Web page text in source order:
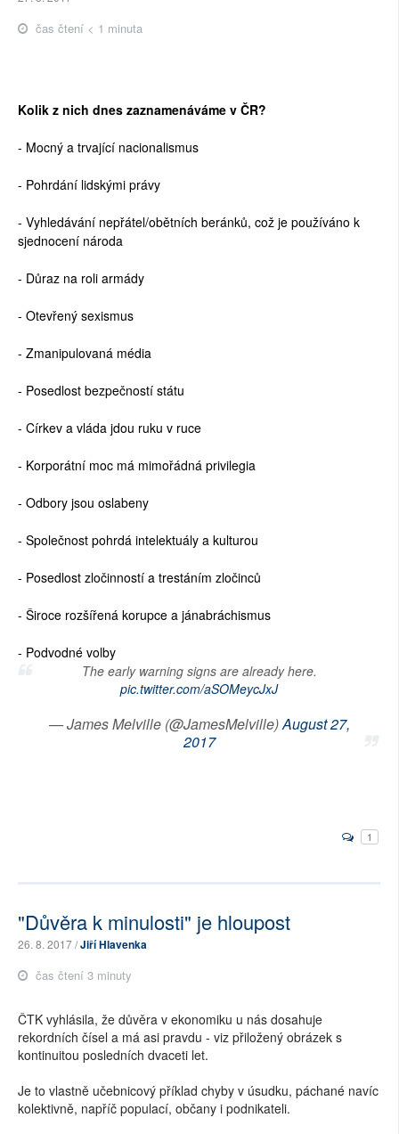
čas čtení < 1 minuta
Kolik z nich dnes zaznamenáváme v ČR?
- Mocný a trvající nacionalismus
- Pohrdání lidskými právy
- Vyhledávání nepřátel/obětních beránků, což je používáno k
sjednocení národa
- Důraz na roli armády
- Otevřený sexismus
- Zmanipulovaná média
- Posedlost bezpečností státu
- Církev a vláda jdou ruku v ruce
- Korporátní moc má mimořádná privilegia
- Odbory jsou oslabeny
- Společnost pohrdá intelektuály a kulturou
- Posedlost zločinností a trestáním zločinců
- Široce rozšířená korupce a jánabráchismus
- Podvodné volby
The early warning signs are already here.
pic.twitter.com/aSOMeycJxJ
— James Melville (@JamesMelville)August 27,
2017
1
"Důvěra k minulosti" je hloupost
26. 8. 2017 /Jiří Hlavenka
čas čtení 3 minuty
ČTK vyhlásila, že důvěra v ekonomiku u nás dosahuje
rekordních čísel a má asi pravdu - viz přiložený obrázek s
kontinuitou posledních dvaceti let.
Je to vlastně učebnicový příklad chyby v úsudku, páchané navíc
kolektivně, napříč populací, občany i podnikateli.